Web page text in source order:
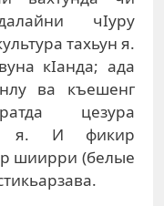
чIуру
тахьун я.
кIанда; ада
ва къешенг
цезура
я. И фикир
шиирри (белые